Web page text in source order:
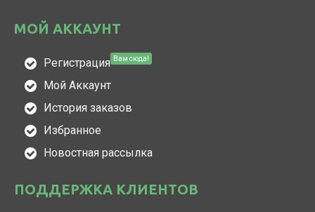
МОЙ АККАУНТ
Регистрация Вам сюда!
Мой Аккаунт
История заказов
Избранное
Новостная рассылка
ПОДДЕРЖКА КЛИЕНТОВ